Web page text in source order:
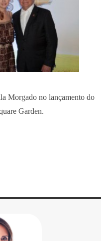
Morgado no lançamento do
Garden.